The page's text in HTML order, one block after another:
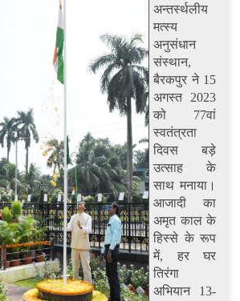
अन्तर्स्थलीय
मत्स्य
अनुसंधान
संस्थान,
बैरकपुर ने 15
अगस्त 2023
को 77वां
स्वतंत्रता
दिवस बड़े
उत्साह के
साथ मनाया।
आजादी का
अमृत काल के
हिस्से के रूप
में, हर घर
तिरंगा
अभियान 13-